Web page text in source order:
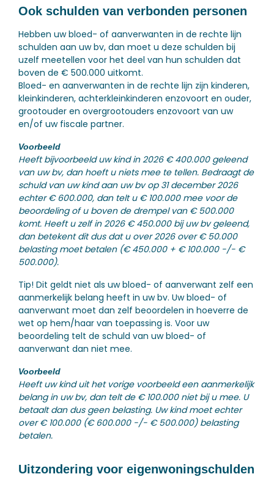
Ook schulden van verbonden personen
Hebben uw bloed- of aanverwanten in de rechte lijn
schulden aan uw bv, dan moet u deze schulden bij
uzelf meetellen voor het deel van hun schulden dat
boven de € 500.000 uitkomt.
Bloed- en aanverwanten in de rechte lijn zijn kinderen,
kleinkinderen, achterkleinkinderen enzovoort en ouder,
grootouder en overgrootouders enzovoort van uw
en/of uw fiscale partner.
Voorbeeld
Heeft bijvoorbeeld uw kind in 2026 € 400.000 geleend
van uw bv, dan hoeft u niets mee te tellen. Bedraagt de
schuld van uw kind aan uw bv op 31 december 2026
echter € 600.000, dan telt u € 100.000 mee voor de
beoordeling of u boven de drempel van € 500.000
komt. Heeft u zelf in 2026 € 450.000 bij uw bv geleend,
dan betekent dit dus dat u over 2026 over € 50.000
belasting moet betalen (€ 450.000 + € 100.000 -/- €
500.000).
Tip! Dit geldt niet als uw bloed- of aanverwant zelf een
aanmerkelijk belang heeft in uw bv. Uw bloed- of
aanverwant moet dan zelf beoordelen in hoeverre de
wet op hem/haar van toepassing is. Voor uw
beoordeling telt de schuld van uw bloed- of
aanverwant dan niet mee.
Voorbeeld
Heeft uw kind uit het vorige voorbeeld een aanmerkelijk
belang in uw bv, dan telt de € 100.000 niet bij u mee. U
betaalt dan dus geen belasting. Uw kind moet echter
over € 100.000 (€ 600.000 -/- € 500.000) belasting
betalen.
Uitzondering voor eigenwoningschulden